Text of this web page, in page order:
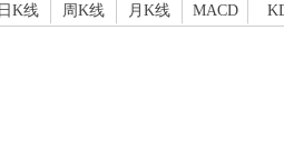
日K线 周K线 月K线 MACD